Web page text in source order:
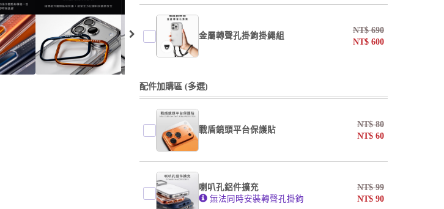
掛繩
undefined / undefined
金屬轉聲孔掛鉤掛繩組
NT$690
NT$ 600
掛繩
undefined / undefined
配件加購區 (多選)
戰盾鏡頭平台保護貼
NT$80
NT$ 60
系列
喇叭孔鋁件擴充
無法同時安裝轉聲孔掛鉤
NT$99
NT$ 90